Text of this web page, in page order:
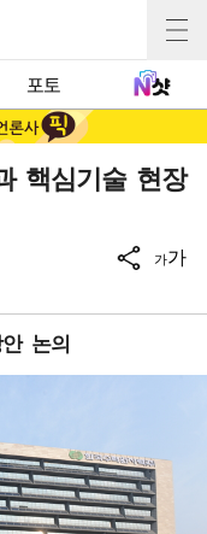
포토
핵심기술 현장
가가
논의